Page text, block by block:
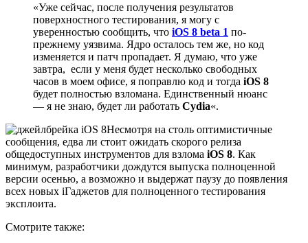
«Уже сейчас, после получения результатов
поверхностного тестирования, я могу с
уверенностью сообщить, что iOS 8 beta 1 по-
прежнему уязвима. Ядро осталось тем же, но код
изменяется и патч пропадает. Я думаю, что уже
завтра, если у меня будет несколько свободных
часов в моем офисе, я поправлю код и тогда iOS 8
будет полностью взломана. Единственный нюанс
— я не знаю, будет ли работать Cydia«.
Несмотря на столь оптимистичные
сообщения, едва ли стоит ожидать скорого релиза
общедоступных инструментов для взлома iOS 8. Как
минимум, разработчики дождутся выпуска полноценной
версии осенью, а возможно и выдержат паузу до появления
всех новых iГаджетов для полноценного тестирования
эксплоита.
Смотрите также: